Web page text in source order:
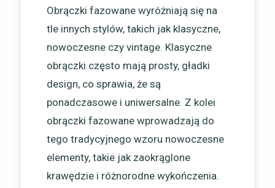
Obrączki fazowane wyróżniają się na
tle innych stylów, takich jak klasyczne,
nowoczesne czy vintage. Klasyczne
obrączki często mają prosty, gładki
design, co sprawia, że są
ponadczasowe i uniwersalne. Z kolei
obrączki fazowane wprowadzają do
tego tradycyjnego wzoru nowoczesne
elementy, takie jak zaokrąglone
krawędzie i różnorodne wykończenia.